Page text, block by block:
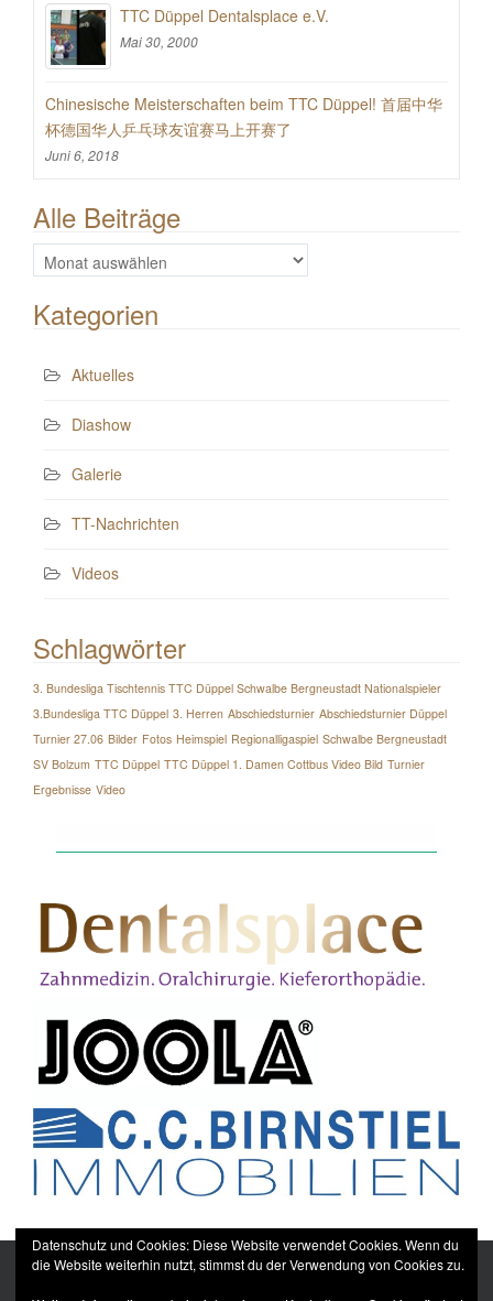
TTC Düppel Dentalsplace e.V.
Mai 30, 2000
Chinesische Meisterschaften beim TTC Düppel! 首届中华
杯德国华人乒乓球友谊赛马上开赛了
Juni 6, 2018
Alle Beiträge
Alle
Beiträge
Kategorien
Aktuelles
Diashow
Galerie
TT-Nachrichten
Videos
Schlagwörter
3. Bundesliga Tischtennis TTC Düppel Schwalbe Bergneustadt Nationalspieler
3.Bundesliga TTC Düppel 3. Herren Abschiedsturnier Abschiedsturnier Düppel
Turnier 27.06 Bilder Fotos Heimspiel Regionalligaspiel Schwalbe Bergneustadt
SV Bolzum TTC Düppel TTC Düppel 1. Damen Cottbus Video Bild Turnier
Ergebnisse Video
Datenschutz und Cookies: Diese Website verwendet Cookies. Wenn du
die Website weiterhin nutzt, stimmst du der Verwendung von Cookies zu.